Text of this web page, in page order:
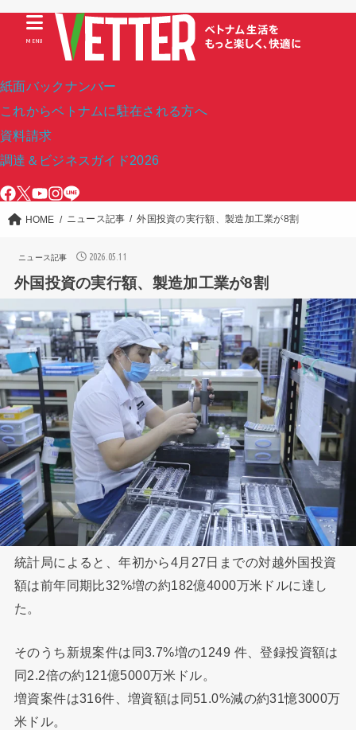
紙面バックナンバー
これからベトナムに駐在される方へ
資料請求
調達＆ビジネスガイド2026
MENU
HOME ニュース記事 外国投資の実行額、製造加工業が8割
ニュース記事 2026.05.11
外国投資の実行額、製造加工業が8割
統計局によると、年初から4月27日までの対越外国投資
額は前年同期比32%増の約182億4000万米ドルに達し
た。
そのうち新規案件は同3.7%増の1249 件、登録投資額は
同2.2倍の約121億5000万米ドル。
増資案件は316件、増資額は同51.0%減の約31憶3000万
米ドル。